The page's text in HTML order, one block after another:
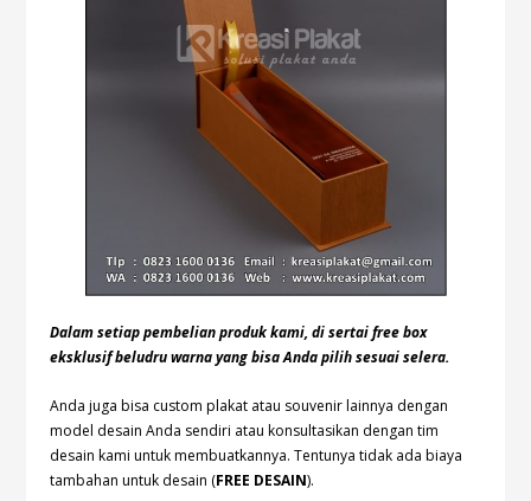
Dalam setiap pembelian produk kami, di sertai free box
eksklusif beludru warna yang bisa Anda pilih sesuai selera.
Anda juga bisa custom plakat atau souvenir lainnya dengan
model desain Anda sendiri atau konsultasikan dengan tim
desain kami untuk membuatkannya. Tentunya tidak ada biaya
tambahan untuk desain (FREE DESAIN).